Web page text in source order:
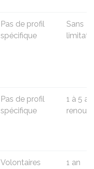
Pas de profil
spécifique
Sans
Pas de profil
spécifique
1 à 5
Volontaires
1 an